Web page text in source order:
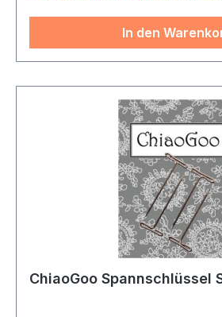
In den
ChiaoGoo Spannschlüssel